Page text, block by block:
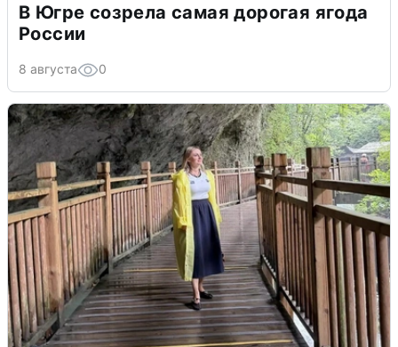
В Югре созрела самая дорогая ягода
России
8 августа 0